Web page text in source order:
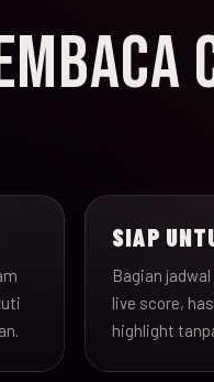
SIAP
Bagian
live score,
highlight